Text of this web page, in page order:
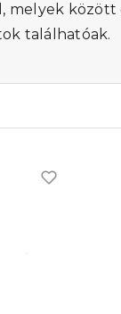
melyek
találhatóak.